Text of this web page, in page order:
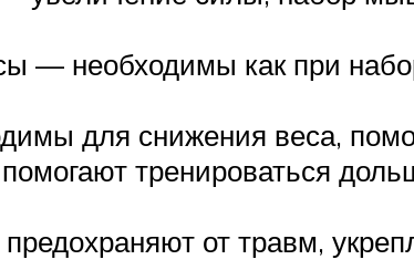
— необходимы как при
для снижения веса,
тренироваться
от травм,